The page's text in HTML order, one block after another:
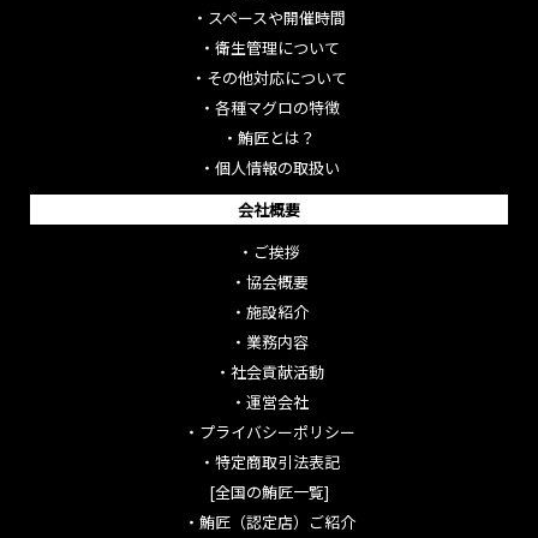
・ スペースや開催時間
・ 衛生管理について
・ その他対応について
・ 各種マグロの特徴
・ 鮪匠とは？
・ 個人情報の取扱い
会社概要
・ ご挨拶
・ 協会概要
・ 施設紹介
・ 業務内容
・ 社会貢献活動
・ 運営会社
・ プライバシーポリシー
・ 特定商取引法表記
[全国の鮪匠一覧]
・ 鮪匠（認定店）ご紹介